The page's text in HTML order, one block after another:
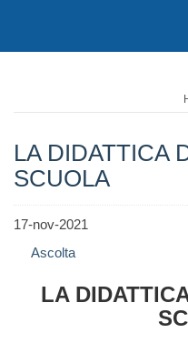
LA DIDATTICA
SCUOLA
17-nov-2021
Ascolta
LA